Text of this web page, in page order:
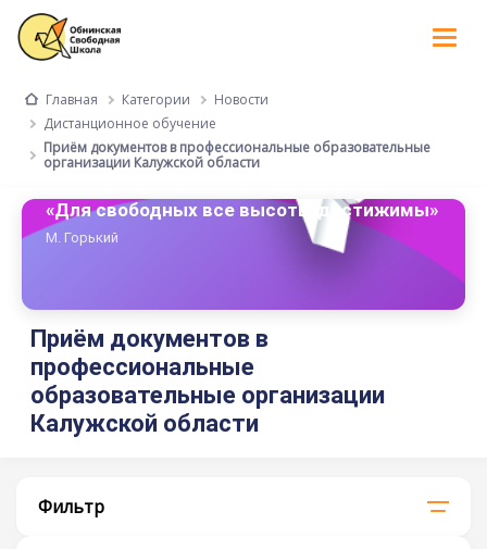
Главная Категории
Новости
Дистанционное обучение
Приём документов в профессиональные образовательные
организации Калужской области
«Для свободных все высоты достижимы»
М. Горький
Приём документов в
профессиональные
образовательные организации
Калужской области
Фильтр